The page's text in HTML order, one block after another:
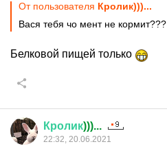
От пользователя Кролик)))...
Вася тебя чо мент не кормит???
Белковой пищей только
Кролик)))...
22:32, 20.06.2021